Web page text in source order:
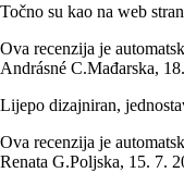
Točno su kao na web
Ova recenzija je
Andrásné C.Mađarska,
Lijepo dizajniran,
Ova recenzija je
Renata G.Poljska, 15. 7.